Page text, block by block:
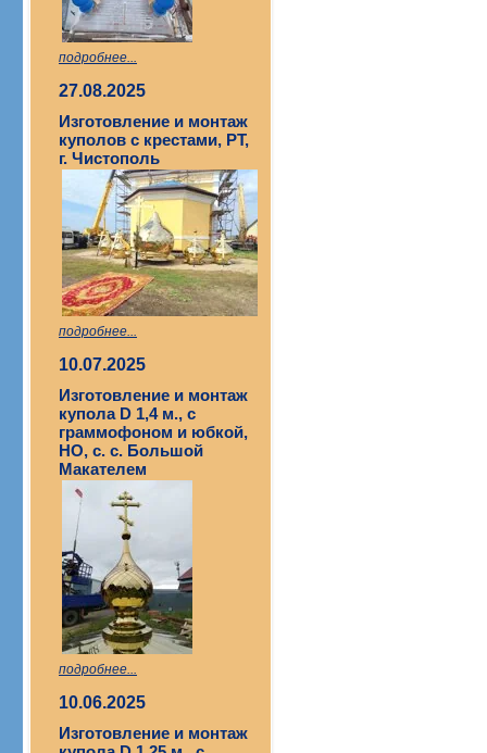
подробнее...
27.08.2025
Изготовление и монтаж
куполов с крестами, РТ,
г. Чистополь
подробнее...
10.07.2025
Изготовление и монтаж
купола D 1,4 м., с
граммофоном и юбкой,
НО, с. с. Большой
Макателем
подробнее...
10.06.2025
Изготовление и монтаж